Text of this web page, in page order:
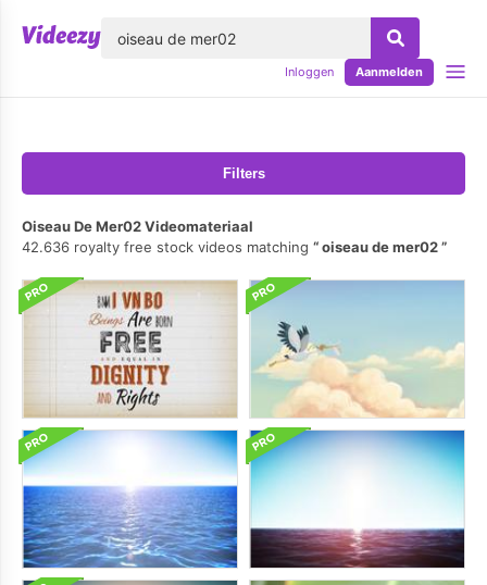
Inloggen Aanmelden
Filters
Oiseau De Mer02 Videomateriaal
42.636 royalty free stock videos matching
oiseau de mer02